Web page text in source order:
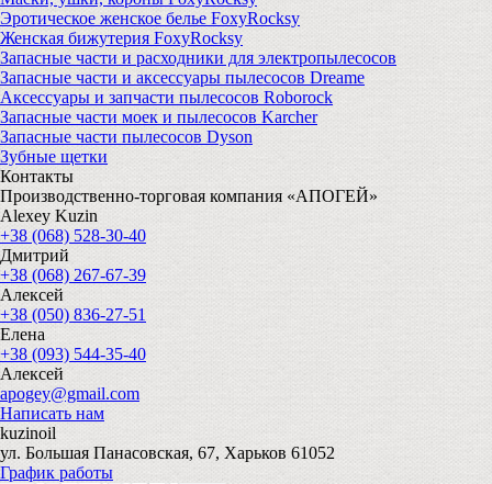
Эротическое женское белье FoxyRocksy
Женская бижутерия FoxyRocksy
Запасные части и расходники для электропылесосов
Запасные части и аксессуары пылесосов Dreame
Аксессуары и запчасти пылесосов Roborock
Запасные части моек и пылесосов Karcher
Запасные части пылесосов Dyson
Зубные щетки
Контакты
Производственно-торговая компания «АПОГЕЙ»
Alexey Kuzin
+38 (068) 528-30-40
Дмитрий
+38 (068) 267-67-39
Алексей
+38 (050) 836-27-51
Елена
+38 (093) 544-35-40
Алексей
apogey@gmail.com
Написать нам
kuzinoil
ул. Большая Панасовская, 67, Харьков 61052
График работы